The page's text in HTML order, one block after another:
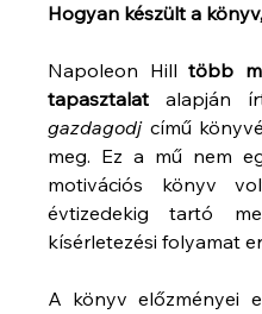
Hogyan készült a
Napoleon Hill több
tapasztalat alapján
gazdagodj című
meg. Ez a mű nem
motivációs könyv
évtizedekig tartó
kísérletezési folyamat
A könyv előzményei